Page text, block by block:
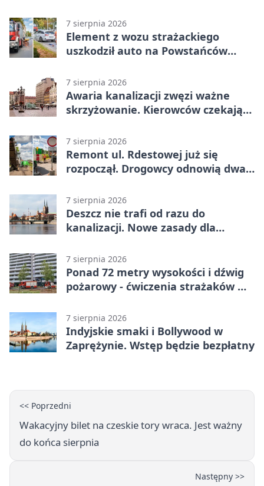
7 sierpnia 2026
Element z wozu strażackiego
uszkodził auto na Powstańców
7 sierpnia 2026
Awaria kanalizacji zwęzi ważne
skrzyżowanie. Kierowców czekają
7 sierpnia 2026
Remont ul. Rdestowej już się
rozpoczął. Drogowcy odnowią dwa
7 sierpnia 2026
Deszcz nie trafi od razu do
kanalizacji. Nowe zasady dla
7 sierpnia 2026
Ponad 72 metry wysokości i dźwig
pożarowy - ćwiczenia strażaków we
7 sierpnia 2026
Indyjskie smaki i Bollywood w
Zaprężynie. Wstęp będzie bezpłatny
<< Poprzedni
Wakacyjny bilet na czeskie tory wraca. Jest ważny
do końca sierpnia
Następny >>